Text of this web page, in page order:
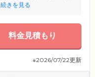
続きを見る
料金見積もり
※2026/07/22更新